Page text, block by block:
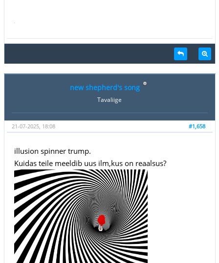
new shepherd's song
Tavaliige
#1,658
21-07-2025, 18:08
illusion spinner trump.
Kuidas teile meeldib uus ilm,kus on reaalsus?